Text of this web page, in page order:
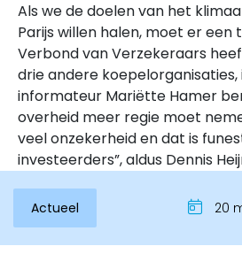
Als we de doelen van het
Parijs willen halen, moet er een
Verbond van Verzekeraars
drie andere
informateur Mariëtte Hamer
overheid meer regie moet
veel onzekerheid en dat is
investeerders”, aldus Dennis
Actueel 20